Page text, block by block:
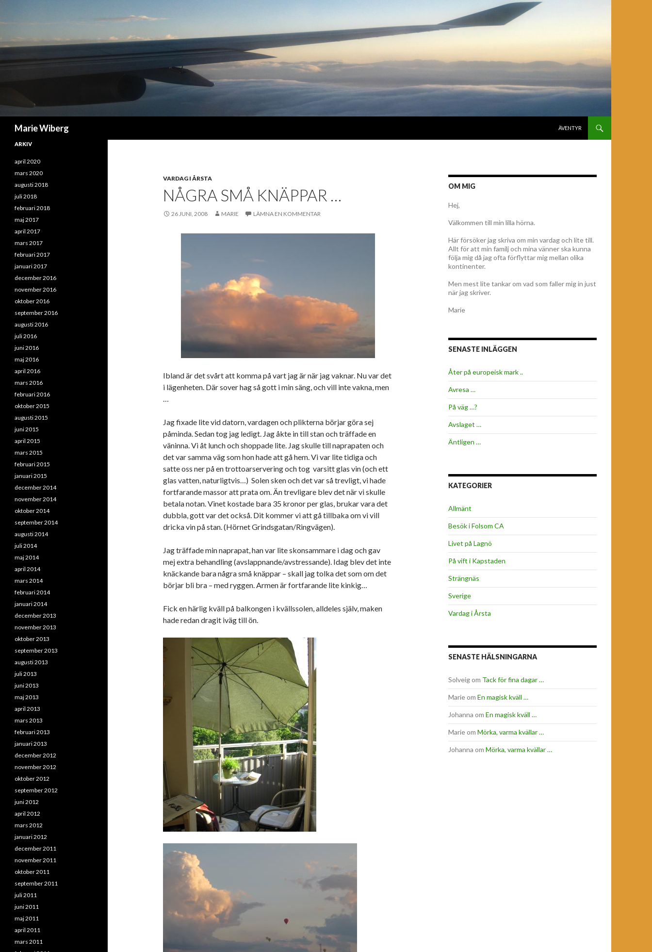
Marie Wiberg
ÄVENTYR
VARDAG I ÅRSTA
NÅGRA SMÅ KNÄPPAR …
26 JUNI, 2008 MARIE LÄMNA EN KOMMENTAR
Ibland är det svårt att komma på vart jag är när jag vaknar. Nu var det
i lägenheten. Där sover hag så gott i min säng, och vill inte vakna, men
…
Jag fixade lite vid datorn, vardagen och plikterna börjar göra sej
påminda. Sedan tog jag ledigt. Jag åkte in till stan och träffade en
väninna. Vi åt lunch och shoppade lite. Jag skulle till naprapaten och
det var samma väg som hon hade att gå hem. Vi var lite tidiga och
satte oss ner på en trottoarservering och tog varsitt glas vin (och ett
glas vatten, naturligtvis…) Solen sken och det var så trevligt, vi hade
fortfarande massor att prata om. Än trevligare blev det när vi skulle
betala notan. Vinet kostade bara 35 kronor per glas, brukar vara det
dubbla, gott var det också. Dit kommer vi att gå tillbaka om vi vill
dricka vin på stan. (Hörnet Grindsgatan/Ringvägen).
Jag träffade min naprapat, han var lite skonsammare i dag och gav
mej extra behandling (avslappnande/avstressande). Idag blev det inte
knäckande bara några små knäppar – skall jag tolka det som om det
börjar bli bra – med ryggen. Armen är fortfarande lite kinkig…
Fick en härlig kväll på balkongen i kvällssolen, alldeles själv, maken
hade redan dragit iväg till ön.
OM MIG
Hej,
Välkommen till min lilla hörna.
Här försöker jag skriva om min vardag och lite till.
Allt för att min familj och mina vänner ska kunna
följa mig då jag ofta förflyttar mig mellan olika
kontinenter.
Men mest lite tankar om vad som faller mig in just
när jag skriver.
Marie
SENASTE INLÄGGEN
Åter på europeisk mark ..
Avresa …
På väg …?
Avslaget …
Äntligen …
KATEGORIER
Allmänt
Besök i Folsom CA
Livet på Lagnö
På vift i Kapstaden
Strängnäs
Sverige
Vardag i Årsta
SENASTE HÄLSNINGARNA
Solveigom Tack för fina dagar …
Marieom En magisk kväll …
Johanna om En magisk kväll …
Marieom Mörka, varma kvällar …
Johanna om Mörka, varma kvällar …
ARKIV
april 2020
mars 2020
augusti 2018
juli 2018
februari 2018
maj 2017
april 2017
mars 2017
februari 2017
januari 2017
december 2016
november 2016
oktober 2016
september 2016
augusti 2016
juli 2016
juni 2016
maj 2016
april 2016
mars 2016
februari 2016
oktober 2015
augusti 2015
juni 2015
april 2015
mars 2015
februari 2015
januari 2015
december 2014
november 2014
oktober 2014
september 2014
augusti 2014
juli 2014
maj 2014
april 2014
mars 2014
februari 2014
januari 2014
december 2013
november 2013
oktober 2013
september 2013
augusti 2013
juli 2013
juni 2013
maj 2013
april 2013
mars 2013
februari 2013
januari 2013
december 2012
november 2012
oktober 2012
september 2012
juni 2012
april 2012
mars 2012
januari 2012
december 2011
november 2011
oktober 2011
september 2011
juli 2011
juni 2011
maj 2011
april 2011
mars 2011